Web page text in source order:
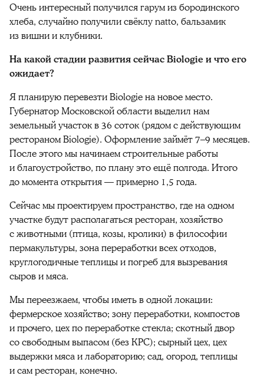
Очень интересный получился гарум из бородинского
хлеба, случайно получили свёклу natto, бальзамик
из вишни и клубники.
На какой стадии развития сейчас Biologie и что его
ожидает?
Я планирую перевезти Biologie на новое место.
Губернатор Московской области выделил нам
земельный участок в 36 соток (рядом с действующим
рестораном Biologie). Оформление займёт 7–9 месяцев.
После этого мы начинаем строительные работы
и благоустройство, по плану это ещё полгода. Итого
до момента открытия — примерно 1,5 года.
Сейчас мы проектируем пространство, где на одном
участке будут располагаться ресторан, хозяйство
с животными (птица, козы, кролики) в философии
пермакультуры, зона переработки всех отходов,
круглогодичные теплицы и погреб для вызревания
сыров и мяса.
Мы переезжаем, чтобы иметь в одной локации:
фермерское хозяйство; зону переработки, компостов
и прочего, цех по переработке стекла; скотный двор
со свободным выпасом (без КРС); сырный цех, цех
выдержки мяса и лабораторию; сад, огород, теплицы
и сам ресторан, конечно.